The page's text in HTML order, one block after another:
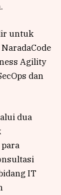
untuk
Agility
dan
dua
IT